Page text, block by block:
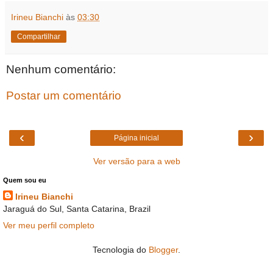
Irineu Bianchi às 03:30
Compartilhar
Nenhum comentário:
Postar um comentário
‹ ›
Página inicial
Ver versão para a web
Quem sou eu
Irineu Bianchi
Jaraguá do Sul, Santa Catarina, Brazil
Ver meu perfil completo
Tecnologia do Blogger.